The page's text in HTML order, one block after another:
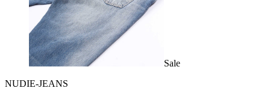
Sale
NUDIE-JEANS